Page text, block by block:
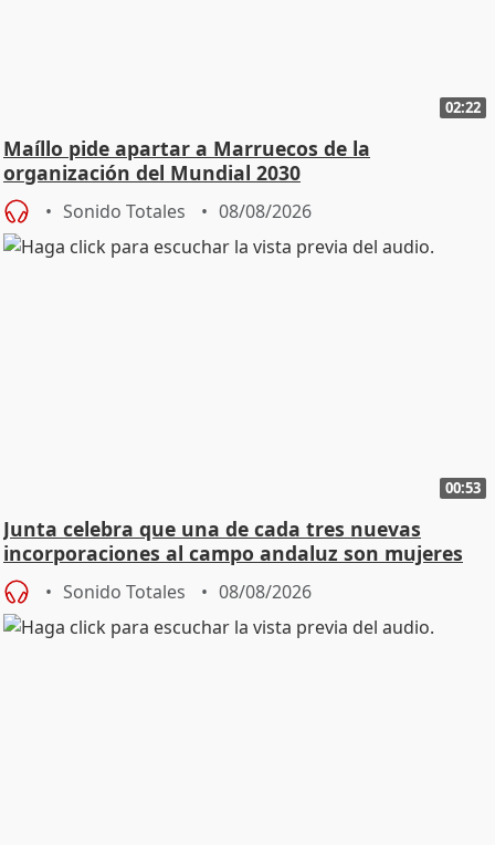
02:22
Maíllo pide apartar a Marruecos de la
organización del Mundial 2030
Sonido Totales 08/08/2026
00:53
Junta celebra que una de cada tres nuevas
incorporaciones al campo andaluz son mujeres
jóvenes
Sonido Totales 08/08/2026